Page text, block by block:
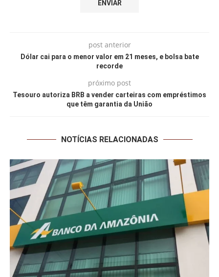
post anterior
Dólar cai para o menor valor em 21 meses, e bolsa bate
recorde
próximo post
Tesouro autoriza BRB a vender carteiras com empréstimos
que têm garantia da União
NOTÍCIAS RELACIONADAS